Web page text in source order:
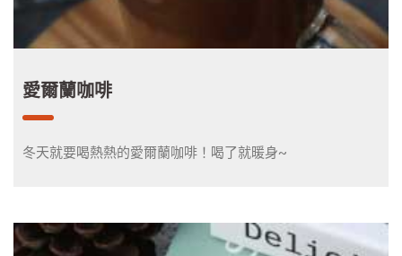
愛爾蘭咖啡
冬天就要喝熱熱的愛爾蘭咖啡！喝了就暖身~